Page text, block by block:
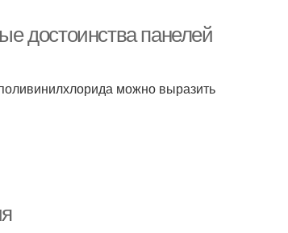
достоинства панелей
можно выразить